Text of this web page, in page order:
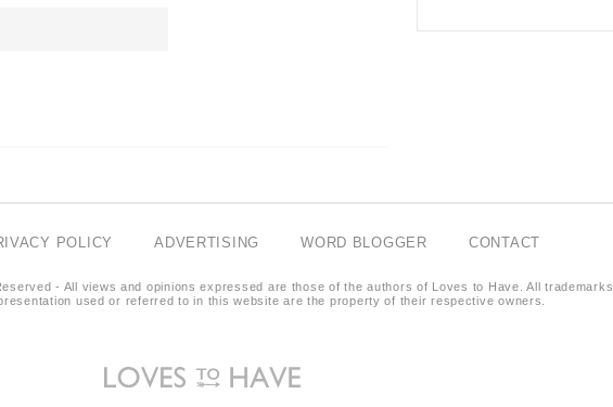
POLICY ADVERTISING WORD BLOGGER CONTACT
- All views and opinions expressed are those of the authors of Loves to Have. All trademarks,
used or referred to in this website are the property of their respective owners.